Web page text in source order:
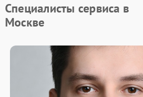
Специалисты сервиса в
Москве